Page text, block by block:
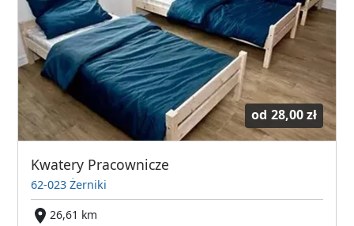
od 28,00 zł
Kwatery Pracownicze
62-023 Żerniki
26,61 km